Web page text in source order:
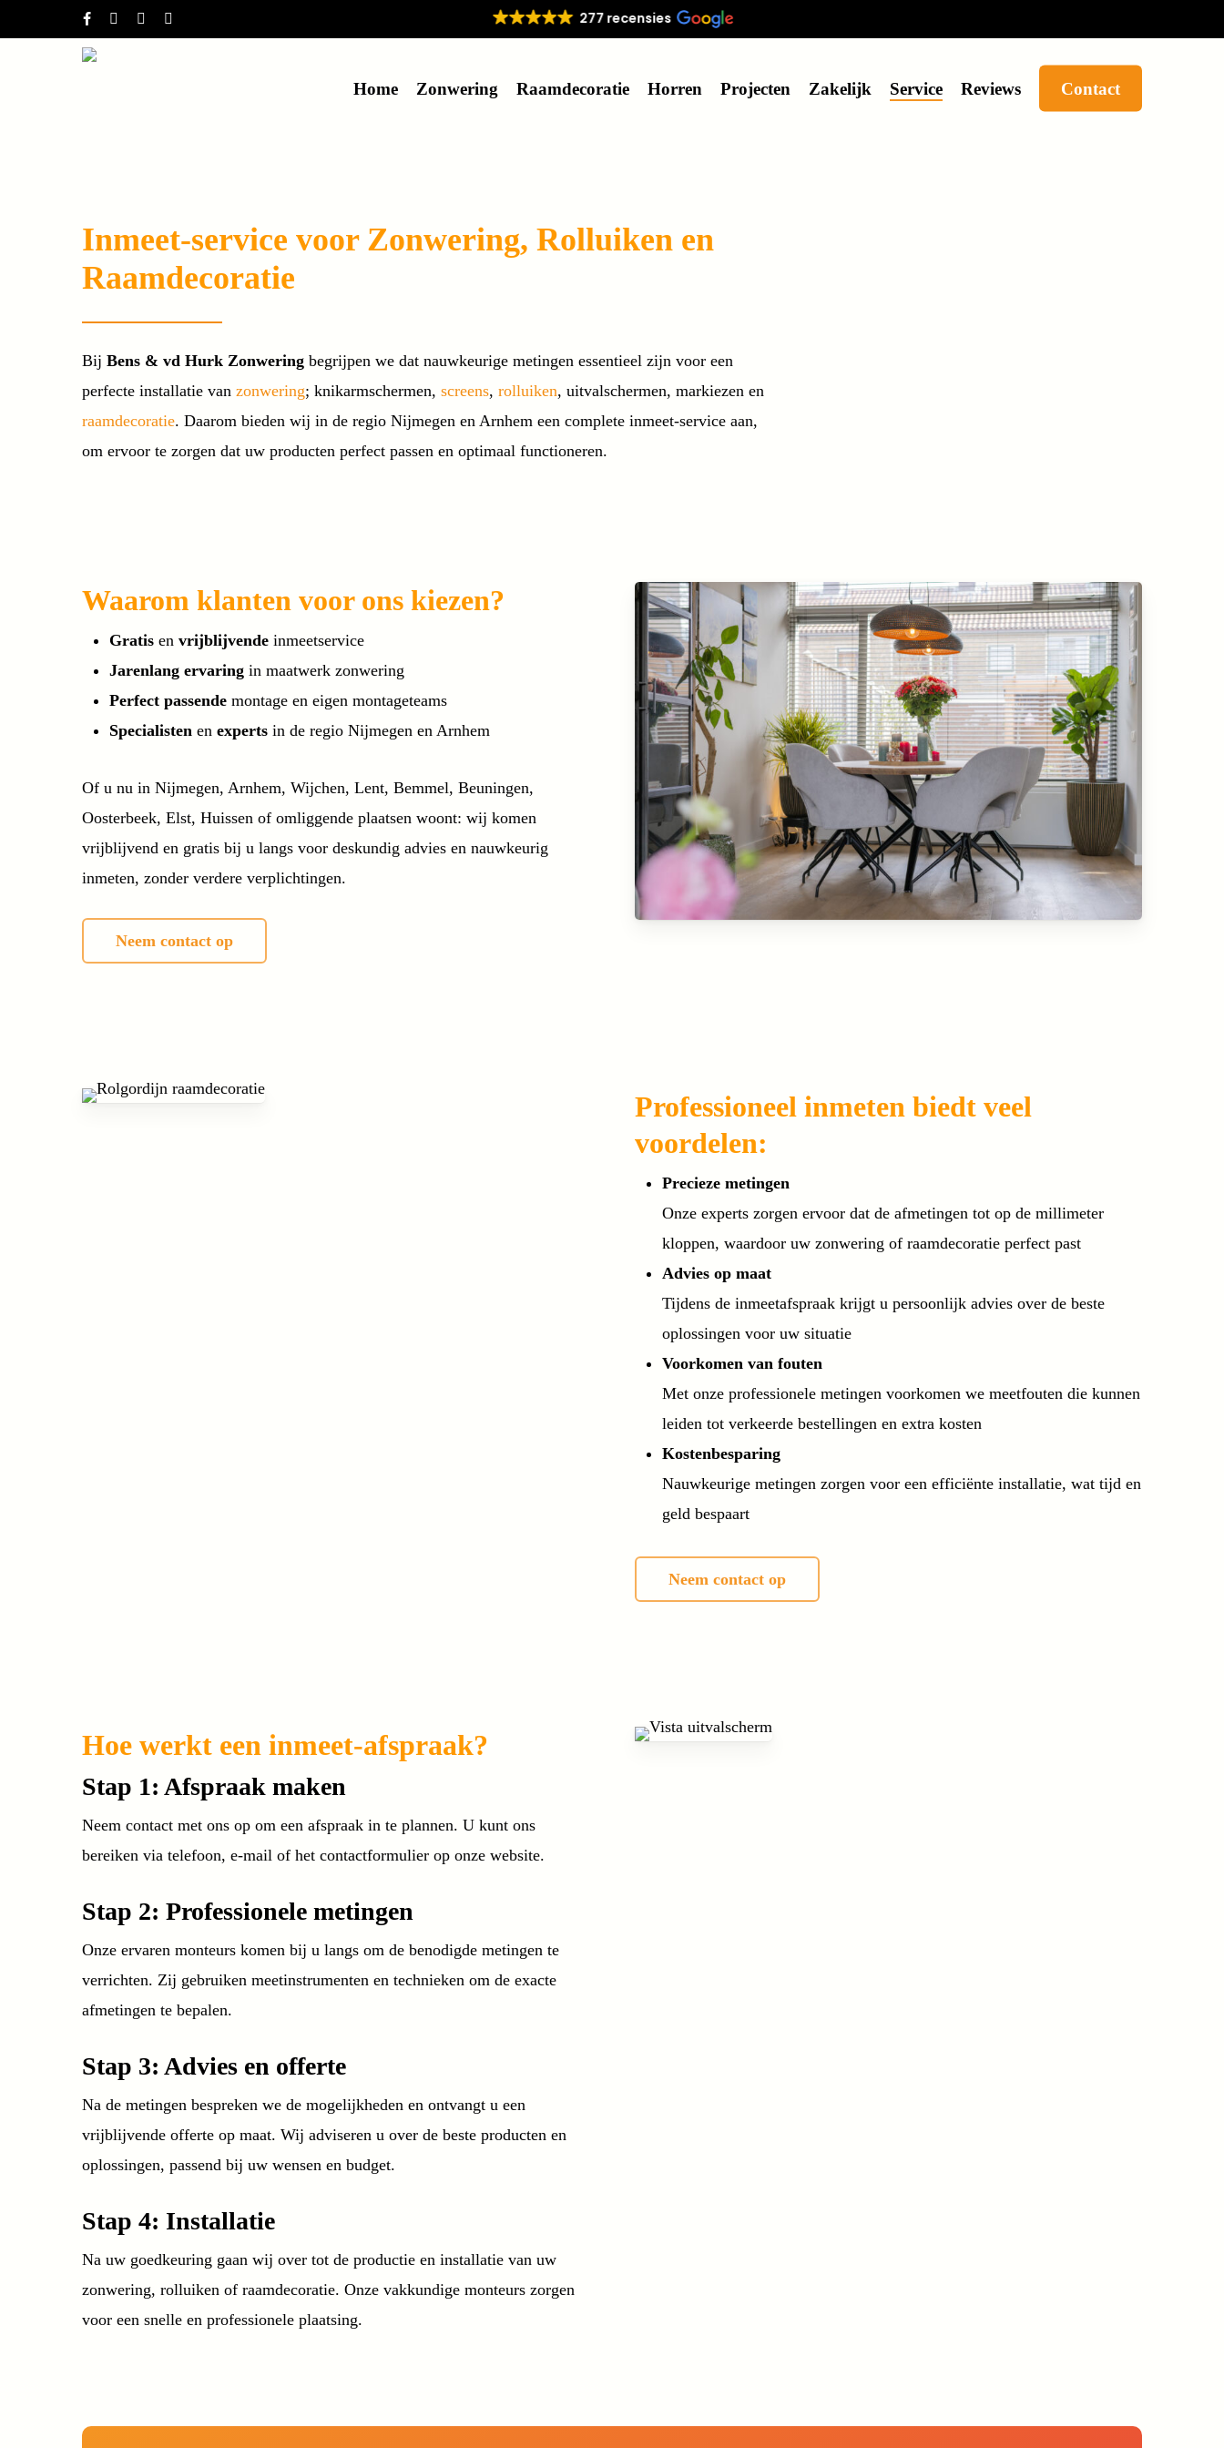
to
277 recensies
Home Zonwering Raamdecoratie Horren Projecten Zakelijk Service Reviews Contact
Inmeet-service voor Zonwering, Rolluiken en
Raamdecoratie
BijBens & vd Hurk Zonwering begrijpen we dat nauwkeurige metingen essentieel zijn voor een
perfecte installatie vanzonwering; knikarmschermen,screens,rolluiken, uitvalschermen, markiezen en
raamdecoratie. Daarom bieden wij in de regio Nijmegen en Arnhem een complete inmeet-service aan,
om ervoor te zorgen dat uw producten perfect passen en optimaal functioneren.
Waarom klanten voor ons kiezen?
Gratis en vrijblijvende inmeetservice
Jarenlang ervaring in maatwerk zonwering
Perfect passende montage en eigen montageteams
Specialisten en experts in de regio Nijmegen en Arnhem
Of u nu in Nijmegen, Arnhem, Wijchen, Lent, Bemmel, Beuningen,
Oosterbeek, Elst, Huissen of omliggende plaatsen woont: wij komen
vrijblijvend en gratis bij u langs voor deskundig advies en nauwkeurig
inmeten, zonder verdere verplichtingen.
Neem contact op
Professioneel inmeten biedt veel
voordelen:
Precieze metingen
Onze experts zorgen ervoor dat de afmetingen tot op de millimeter
kloppen, waardoor uw zonwering of raamdecoratie perfect past
Advies op maat
Tijdens de inmeetafspraak krijgt u persoonlijk advies over de beste
oplossingen voor uw situatie
Voorkomen van fouten
Met onze professionele metingen voorkomen we meetfouten die kunnen
leiden tot verkeerde bestellingen en extra kosten
Kostenbesparing
Nauwkeurige metingen zorgen voor een efficiënte installatie, wat tijd en
geld bespaart
Neem contact op
Hoe werkt een inmeet-afspraak?
Stap 1: Afspraak maken
Neem contact met ons op om een afspraak in te plannen. U kunt ons
bereiken via telefoon, e-mail of het contactformulier op onze website.
Stap 2: Professionele metingen
Onze ervaren monteurs komen bij u langs om de benodigde metingen te
verrichten. Zij gebruiken meetinstrumenten en technieken om de exacte
afmetingen te bepalen.
Stap 3: Advies en offerte
Na de metingen bespreken we de mogelijkheden en ontvangt u een
vrijblijvende offerte op maat. Wij adviseren u over de beste producten en
oplossingen, passend bij uw wensen en budget.
Stap 4: Installatie
Na uw goedkeuring gaan wij over tot de productie en installatie van uw
zonwering, rolluiken of raamdecoratie. Onze vakkundige monteurs zorgen
voor een snelle en professionele plaatsing.